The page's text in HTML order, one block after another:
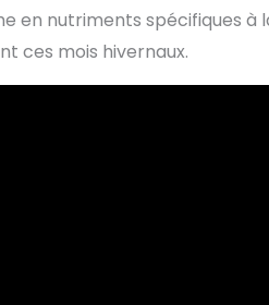
en nutriments spécifiques à
ces mois hivernaux.